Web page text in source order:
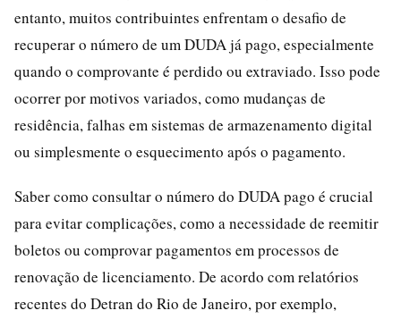
entanto, muitos contribuintes enfrentam o desafio de
recuperar o número de um DUDA já pago, especialmente
quando o comprovante é perdido ou extraviado. Isso pode
ocorrer por motivos variados, como mudanças de
residência, falhas em sistemas de armazenamento digital
ou simplesmente o esquecimento após o pagamento.
Saber como consultar o número do DUDA pago é crucial
para evitar complicações, como a necessidade de reemitir
boletos ou comprovar pagamentos em processos de
renovação de licenciamento. De acordo com relatórios
recentes do Detran do Rio de Janeiro, por exemplo,